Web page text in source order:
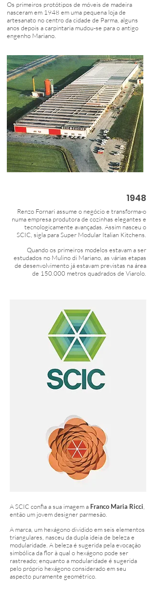
Os primeiros protótipos de móveis de madeira
nasceram em 1948 em uma pequena loja de
artesanato no centro da cidade de Parma, alguns
anos depois a carpintaria mudou-se para o antigo
engenho Mariano.
1948
Renzo Fornari assume o negócio e transforma-o
numa empresa produtora de cozinhas elegantes e
tecnologicamente avançadas. Assim nasceu o
SCIC, sigla para Super Modular Italian Kitchens.
Quando os primeiros modelos estavam a ser
estudados no Mulino di Mariano, as várias etapas
de desenvolvimento já estavam previstas na área
de 150.000 metros quadrados de Viarolo.
A SCIC confia a sua imagem a Franco Maria Ricci
então um jovem designer parmesão.
A marca, um hexágono dividido em seis elementos
triangulares, nasceu da dupla ideia de beleza e
modularidade. A beleza é sugerida pela evocação
simbólica da flor à qual o hexágono pode ser
rastreado; enquanto a modularidade é sugerida
pelo próprio hexágono considerado em seu
aspecto puramente geométrico.